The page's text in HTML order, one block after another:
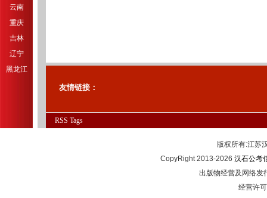
云南
重庆
吉林
辽宁
黑龙江
友情链接：
RSS Tags
版权所有:江
CopyRight 2013-2026 汉石公考
出版物经营及网络发
经营许